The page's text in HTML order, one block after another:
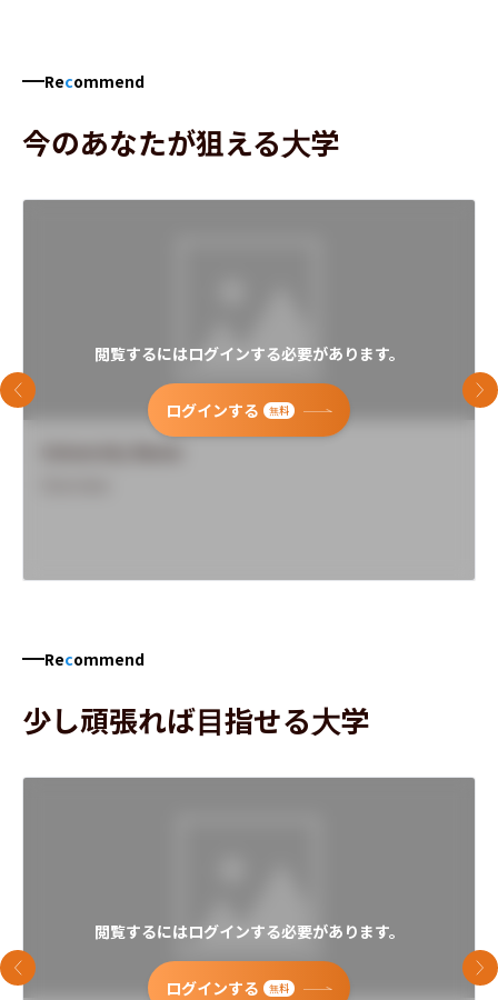
Recommend
今のあなたが狙える大学
閲覧するにはログインする必要があります。
ログインする 無料
前のスライド 次
Recommend
少し頑張れば目指せる大学
閲覧するにはログインする必要があります。
ログインする 無料
前のスライド 次